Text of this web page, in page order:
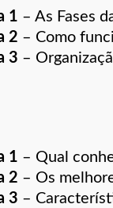
1 – As Fases
2 – Como
3 –
1 – Qual
2 – Os
3 –